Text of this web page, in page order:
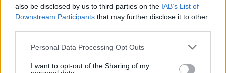
also be disclosed by us to third parties on the IAB’s List of
Downstream Participants that may further disclose it to other
Please note that this website/app uses one or more Google
not limited to your visit or usage behaviour. You may click to
Personal Data Processing Opt Outs
I want to opt-out of the Sharing of my
PR-cikk - Honlap keresőoptimalizálás
A PR-cikk szerepe a honlap-keresőoptimalizálásban